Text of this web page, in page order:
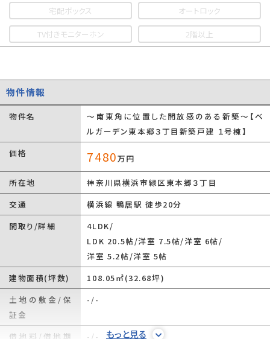
宅配ボックス オートロック
TV付きモニターホン 2階以上
物件情報
もっと見る
物件名
～南東角に位置した開放感のある新築～【ベ
ルガーデン東本郷３丁目新築戸建 １号棟】
価格
7480万円
所在地
神奈川県横浜市緑区東本郷３丁目
交通
横浜線 鴨居駅 徒歩20分
間取り/詳細
4LDK/
LDK 20.5帖/洋室 7.5帖/洋室 6帖/
洋室 5.2帖/洋室 5帖
建物面積(坪数)
108.05㎡(32.68坪)
土地の敷金/保
証金
-/-
借地料/借地期
-/-